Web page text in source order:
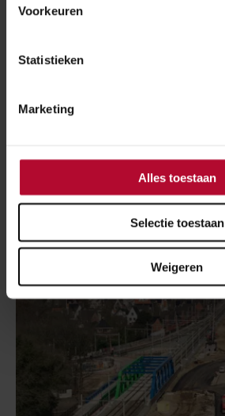
Voorkeuren
Statistieken
Marketing
Alles toestaan
Selectie toestaan
Weigeren
Wageningen - Wolfheze